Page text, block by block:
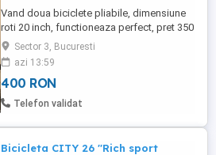
Vand doua biciclete pliabile, dimensiune
roti 20 inch, functioneaza perfect, pret 350
lei bucata
Sector 3, Bucuresti
azi 13:59
400 RON
Telefon validat
Bicicleta CITY 26 ''Rich sport